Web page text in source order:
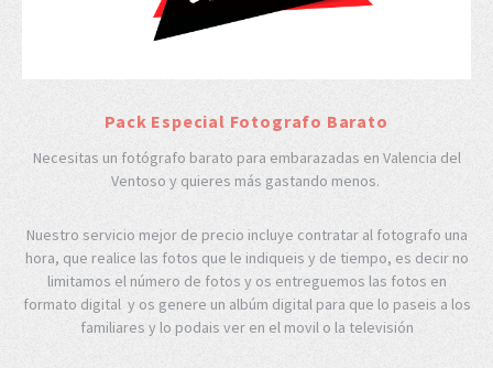
Pack Especial Fotografo Barato
Necesitas un fotógrafo barato para embarazadas en Valencia del
Ventoso y quieres más gastando menos.
Nuestro servicio mejor de precio incluye contratar al fotografo una
hora, que realice las fotos que le indiqueis y de tiempo, es decir no
limitamos el número de fotos y os entreguemos las fotos en
formato digital y os genere un albúm digital para que lo paseis a los
familiares y lo podais ver en el movil o la televisión